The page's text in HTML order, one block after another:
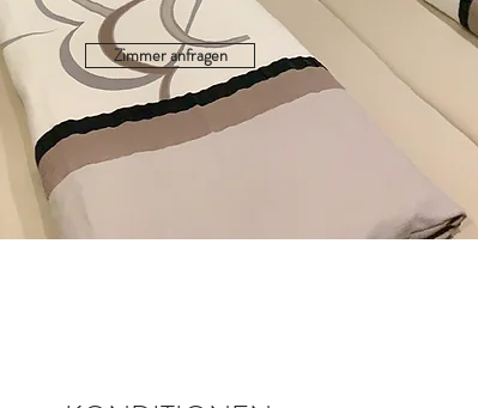
Zimmer anfragen